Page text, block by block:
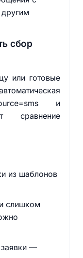
другим
сбор
или готовые
и
сравнение
из шаблонов
слишком
—